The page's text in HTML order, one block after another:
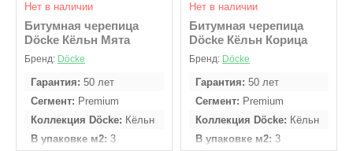
Нет в наличии
Битумная черепица
Döcke Кёльн Мята
Бренд: Döcke
Гарантия 50 лет
Сегмент
Premium
Коллекция Döcke
Кёльн
В упаковке м2 3
Нет в наличии
Битумная черепица
Döcke Кёльн Корица
Бренд: Döcke
Гарантия 50 лет
Сегмент
Premium
Коллекция Döcke
Кёльн
В упаковке м2 3